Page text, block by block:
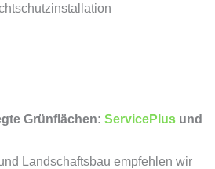
Grünflächen: ServicePlus und
Landschaftsbau empfehlen wir